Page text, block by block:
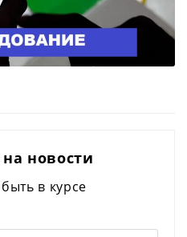
новости
в курсе